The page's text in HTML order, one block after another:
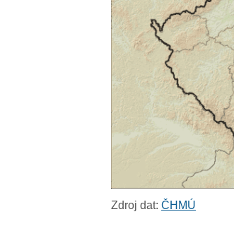
Zdroj dat:ČHMÚ